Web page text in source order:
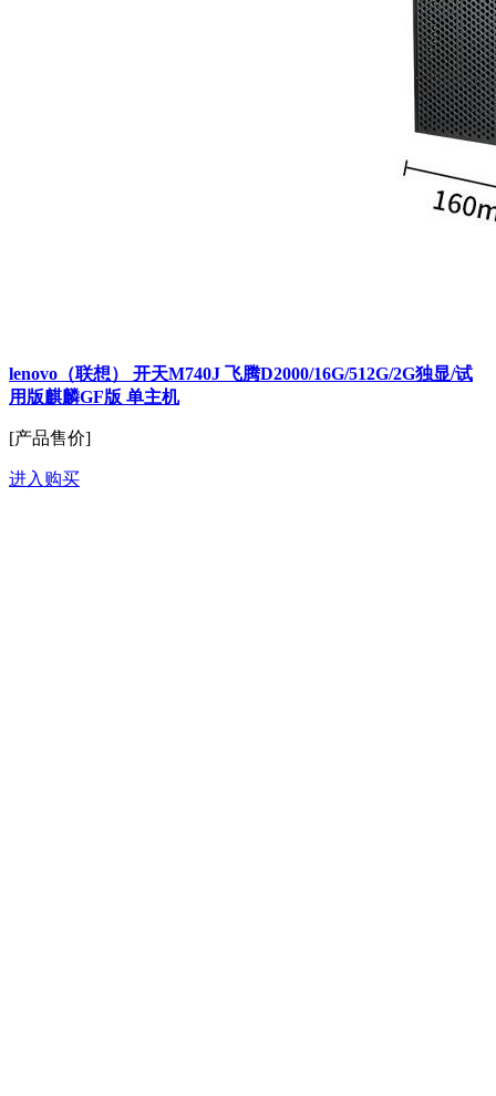
lenovo（联想） 开天M740J 飞腾D2000/16G/512G/2G独显/试
用版麒麟GF版 单主机
[产品售价]
进入购买